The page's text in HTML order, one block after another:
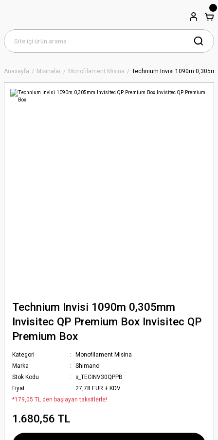
Anasayfa Misinalar Monofilament Misina Technium Invisi 1090m
Technium Invisi 1090m 0,305mm
Invisitec QP Premium Box Invisitec QP
Premium Box
Kategori
Monofilament Misina
Marka
Shimano
Stok Kodu
s_TECINV30QPPB
Fiyat
27,78 EUR + KDV
*179,05 TL den başlayan taksitlerle!
1.680,56 TL